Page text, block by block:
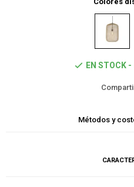
EN STOCK
Métodos y